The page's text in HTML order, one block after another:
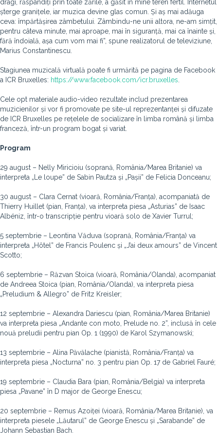
dragi, răspândiți prin toate zările, a găsit în mine teren fertil. Internetul
șterge granițele, iar muzica devine glas comun. Și aș mai adăuga
ceva: împărtășirea zâmbetului. Zâmbindu-ne unii altora, ne-am simțit,
pentru câteva minute, mai aproape, mai în siguranță, mai ca înainte și,
fără îndoială, așa cum vom mai fi”, spune realizatorul de televiziune,
Marius Constantinescu.
Stagiunea muzicală virtuală poate fi urmărită pe pagina de Facebook
a ICR Bruxelles: https://www.facebook.com/icr.bruxelles
Cele opt materiale audio-video rezultate includ prezentarea
muzicienilor și vor fi promovate pe site-ul reprezentanței și difuzate
de ICR Bruxelles pe rețelele de socializare în limba română și limba
franceză, într-un program bogat și variat.
Program
29 august – Nelly Miricioiu (soprană, România/Marea Britanie) va
interpreta „Le loupe” de Sabin Pautza și „Pașii” de Felicia Donceanu;
30 august – Clara Cernat (vioară, România/Franța), acompaniată de
Thierry Huillet (pian, Franța), va interpreta piesa „Asturias” de Isaac
Albéniz, într-o transcripție pentru vioară solo de Xavier Turrul;
5 septembrie – Leontina Văduva (soprană, România/Franța) va
interpreta „Hôtel” de Francis Poulenc și „J’ai deux amours” de Vincent
Scotto;
6 septembrie – Răzvan Stoica (vioară, România/Olanda), acompaniat
de Andreea Stoica (pian, România/Olanda), va interpreta piesa
„Preludium & Allegro” de Fritz Kreisler;
12 septembrie – Alexandra Dariescu (pian, România/Marea Britanie)
va interpreta piesa „Andante con moto, Prelude no. 2”, inclusă în cele
nouă preludii pentru pian Op. 1 (1990) de Karol Szymanowski;
13 septembrie – Alina Păvălache (pianistă, România/Franța) va
interpreta piesa „Nocturna” no. 3 pentru pian Op. 17 de Gabriel Fauré;
19 septembrie – Claudia Bara (pian, România/Belgia) va interpreta
piesa „Pavane” în D major de George Enescu;
20 septembrie – Remus Azoiței (vioară, România/Marea Britanie), va
interpreta piesele „Lăutarul” de George Enescu și „Sarabande” de
Johann Sebastian Bach.